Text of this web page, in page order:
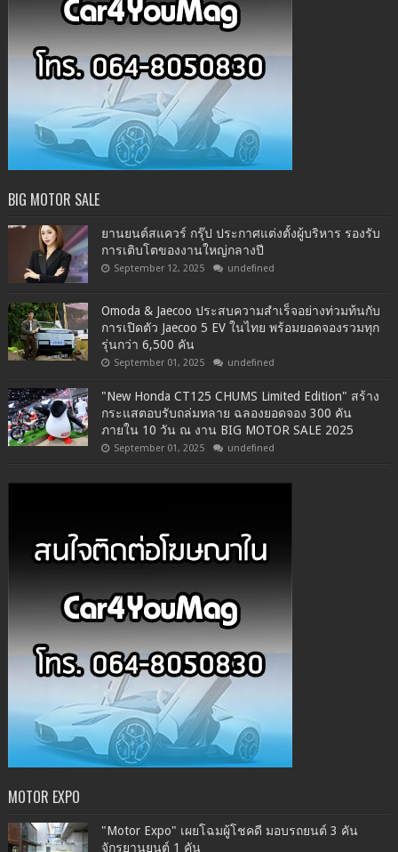
BIG MOTOR SALE
ยานยนต์สแควร์ กรุ๊ป ประกาศแต่งตั้งผู้บริหาร รองรับ
การเติบโตของงานใหญ่กลางปี
September 12, 2025 undefined
Omoda & Jaecoo ประสบความสำเร็จอย่างท่วมท้นกับ
การเปิดตัว Jaecoo 5 EV ในไทย พร้อมยอดจองรวมทุก
รุ่นกว่า 6,500 คัน
September 01, 2025 undefined
"New Honda CT125 CHUMS Limited Edition" สร้าง
กระแสตอบรับถล่มทลาย ฉลองยอดจอง 300 คัน
ภายใน 10 วัน ณ งาน BIG MOTOR SALE 2025
September 01, 2025 undefined
MOTOR EXPO
"Motor Expo" เผยโฉมผู้โชคดี มอบรถยนต์ 3 คัน
จักรยานยนต์ 1 คัน